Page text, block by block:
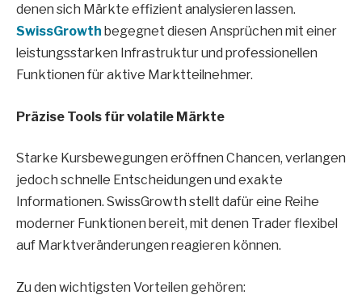
denen sich Märkte effizient analysieren lassen.
SwissGrowth begegnet diesen Ansprüchen mit einer
leistungsstarken Infrastruktur und professionellen
Funktionen für aktive Marktteilnehmer.
Präzise Tools für volatile Märkte
Starke Kursbewegungen eröffnen Chancen, verlangen
jedoch schnelle Entscheidungen und exakte
Informationen. SwissGrowth stellt dafür eine Reihe
moderner Funktionen bereit, mit denen Trader flexibel
auf Marktveränderungen reagieren können.
Zu den wichtigsten Vorteilen gehören: